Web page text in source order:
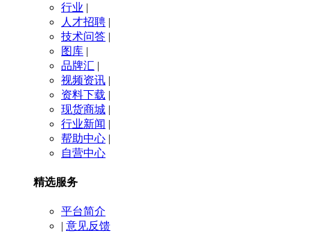
行业 |
人才招聘 |
技术问答 |
图库 |
品牌汇 |
视频资讯 |
资料下载 |
现货商城 |
行业新闻 |
帮助中心 |
自营中心
精选服务
平台简介
| 意见反馈